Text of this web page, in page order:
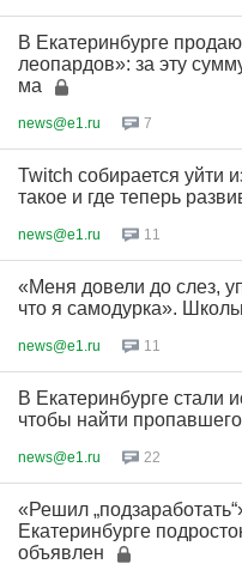
В Екатеринбурге
леопардов»: за эту
ма
news@e1.ru 7
Twitch собирается уйти
такое и где теперь
news@e1.ru 11
«Меня довели до слез,
что я самодурка».
news@e1.ru 11
В Екатеринбурге стали
чтобы найти
news@e1.ru 22
«Решил
Екатеринбурге
объявлен